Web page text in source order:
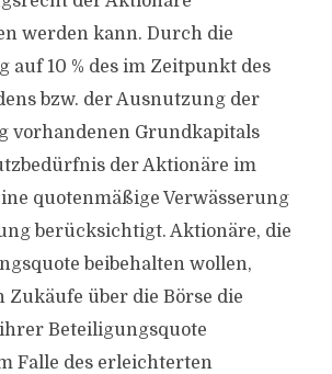
werden kann. Durch die
auf 10 % des im Zeitpunkt des
bzw. der Ausnutzung der
vorhandenen Grundkapitals
der Aktionäre im
quotenmäßige Verwässerung
berücksichtigt. Aktionäre, die
beibehalten wollen,
über die Börse die
Beteiligungsquote
Falle des erleichterten